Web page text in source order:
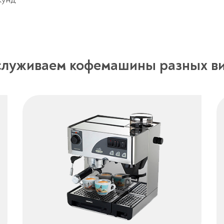
кофемашины разных